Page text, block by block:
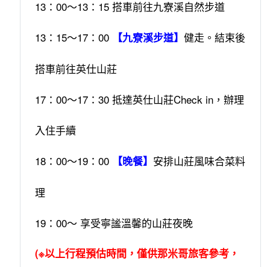
13：00～13：15 搭車前往九寮溪自然步道
13：15～17：00 【九寮溪步道】 健走。結束後
搭車前往英仕山莊
17：00～17：30 抵達英仕山莊Check in，辦理
入住手續
18：00～19：00 【晚餐】 安排山莊風味合菜料
理
19：00～ 享受寧謐溫馨的山莊夜晚
(※以上行程預估時間，僅供那米哥旅客參考，